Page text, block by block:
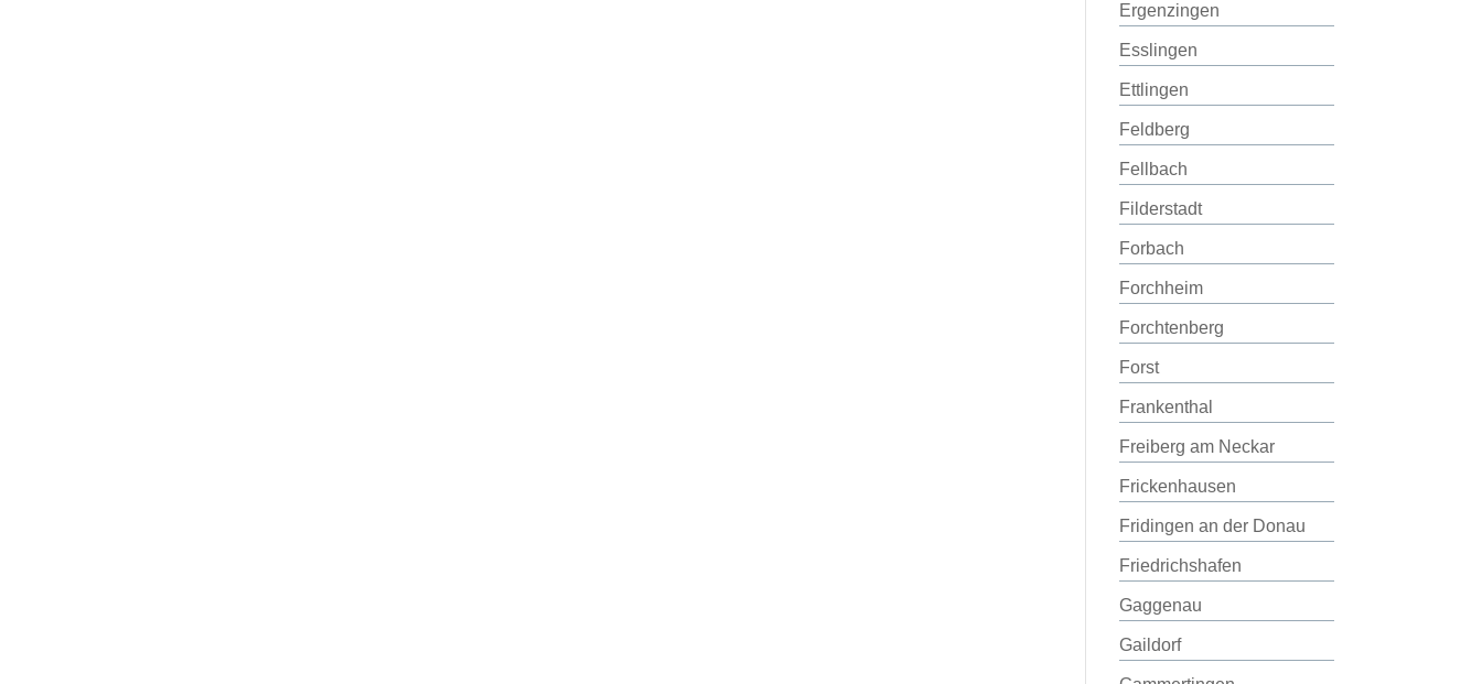
Ergenzingen
Esslingen
Ettlingen
Feldberg
Fellbach
Filderstadt
Forbach
Forchheim
Forchtenberg
Forst
Frankenthal
Freiberg am Neckar
Frickenhausen
Fridingen an der Donau
Friedrichshafen
Gaggenau
Gaildorf